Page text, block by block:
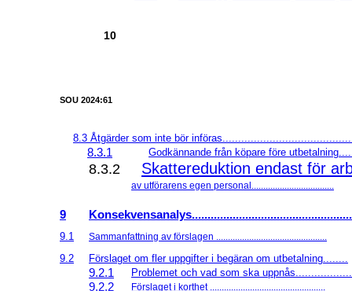
10
SOU 2024:61
8.3 Åtgärder som inte bör
8.3.1 Godkännande från köpare före
8.3.2 Skattereduktion endast för
av utförarens egen personal...................................
9
9.1 Sammanfattning av förslagen ...............................................
9.2 Förslaget om fler uppgifter i begäran om utbetalning........
9.2.1 Problemet och vad som ska
9.2.2 Förslaget i korthet .................................................